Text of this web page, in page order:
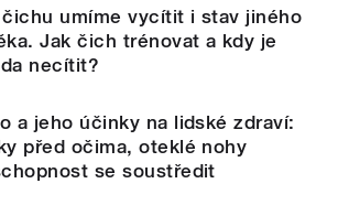
čichu umíme vycítit i stav jiného
Jak čich trénovat a kdy je
necítit?
a jeho účinky na lidské zdraví:
před očima, oteklé nohy
se soustředit